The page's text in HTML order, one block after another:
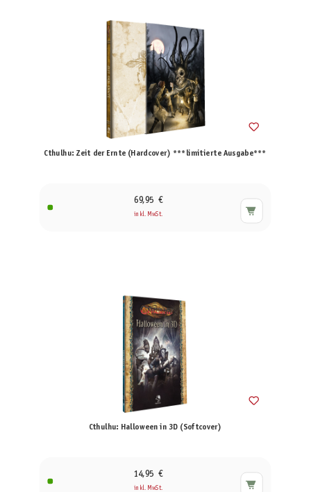
Cthulhu: Zeit der Ernte (Hardcover) ***limitierte Ausgabe***
69,95 €
inkl. MwSt.
Cthulhu: Halloween in 3D (Softcover)
14,95 €
inkl. MwSt.